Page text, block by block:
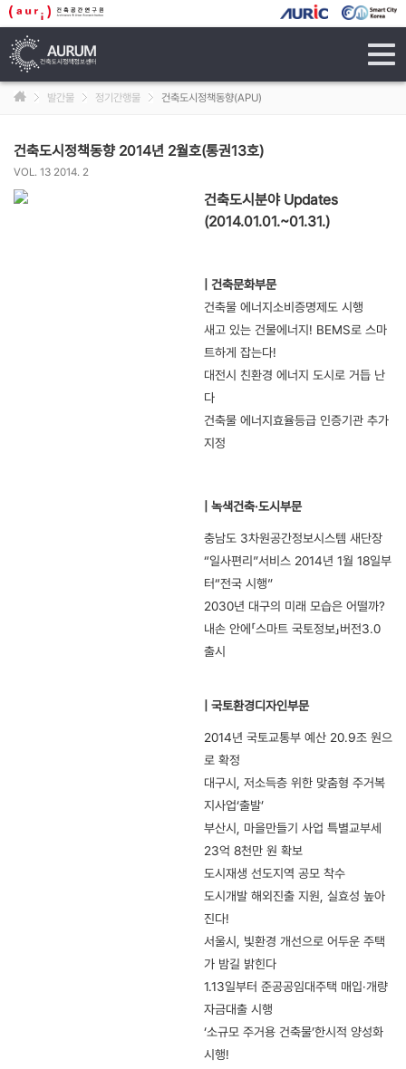
발간물 정기간행물 건축도시정책동향(APU)
건축도시정책동향 2014년 2월호(통권13호)
VOL. 13 2014. 2
건축도시분야 Updates
(2014.01.01.~01.31.)
| 건축문화부문
건축물 에너지소비증명제도 시행
새고 있는 건물에너지! BEMS로 스마
트하게 잡는다!
대전시 친환경 에너지 도시로 거듭 난
다
건축물 에너지효율등급 인증기관 추가
지정
| 녹색건축·도시부문
충남도 3차원공간정보시스템 새단장
“일사편리”서비스 2014년 1월 18일부
터“전국 시행”
2030년 대구의 미래 모습은 어떨까?
내손 안에「스마트 국토정보」버전3.0
출시
| 국토환경디자인부문
2014년 국토교통부 예산 20.9조 원으
로 확정
대구시, 저소득층 위한 맞춤형 주거복
지사업‘출발’
부산시, 마을만들기 사업 특별교부세
23억 8천만 원 확보
도시재생 선도지역 공모 착수
도시개발 해외진출 지원, 실효성 높아
진다!
서울시, 빛환경 개선으로 어두운 주택
가 밤길 밝힌다
1.13일부터 준공공임대주택 매입·개량
자금대출 시행
‘소규모 주거용 건축물’한시적 양성화
시행!